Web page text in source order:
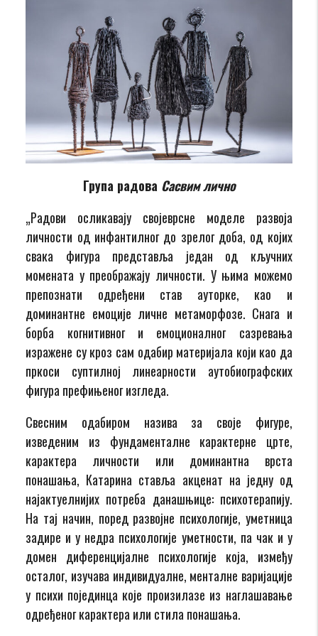
Група радова Сасвим лично
„Радови осликавају својеврсне моделе развоја
личности од инфантилног до зрелог доба, од којих
свака фигура представља један од кључних
момената у преображају личности. У њима можемо
препознати одређени став ауторке, као и
доминантне емоције личне метаморфозе. Снага и
борба когнитивног и емоционалног сазревања
изражене су кроз сам одабир материјала који као да
пркоси суптилној линеарности аутобиографских
фигура префињеног изгледа.
Свесним одабиром назива за своје фигуре,
изведеним из фундаменталне карактерне црте,
карактера личности или доминантна врста
понашања, Катарина ставља акценат на једну од
најактуелнијих потреба данашњице: психотерапију.
На тај начин, поред развојне психологије, уметница
задире и у недра психологије уметности, па чак и у
домен диференцијалне психологије која, између
осталог, изучава индивидуалне, менталне варијације
у психи појединца које произилазе из наглашавање
одређеног карактера или стила понашања.